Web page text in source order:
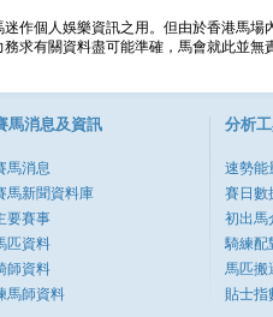
作個人娛樂資訊之用。但由於香港馬
求有關資料盡可能準確，馬會就此並
馬消息及資訊
馬消息
馬新聞資料庫
要賽事
匹資料
師資料
馬師資料
分析
速勢能
賽日數
初出馬
騎練配
馬匹搬
貼士指